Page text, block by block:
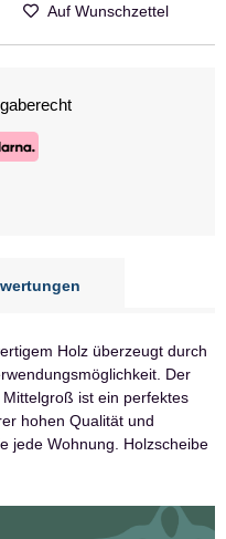
Auf Wunschzettel
Holz überzeugt durch
Der
ist ein perfektes
hohen Qualität und
jede Wohnung. Holzscheibe